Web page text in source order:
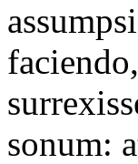
sonum: